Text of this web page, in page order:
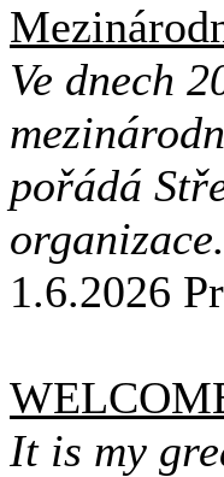
Ve dnech
pořádá
organizace.
1.6.2026
It is my